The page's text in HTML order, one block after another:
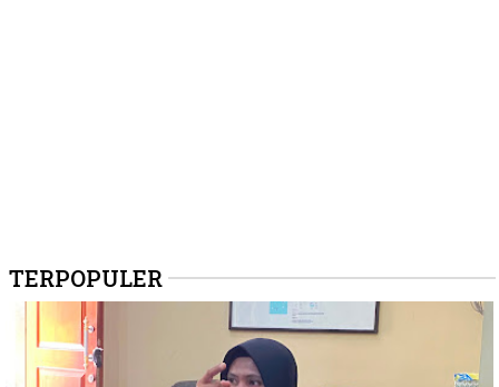
TERPOPULER